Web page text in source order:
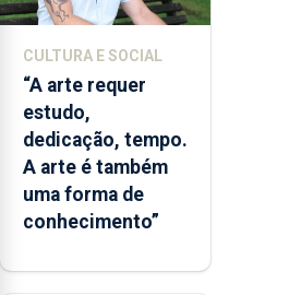
núcleos
integrados
na
Rede
Municipal
de
Museus
aos
durante
CULTURA E SOCIAL
“A arte requer
estudo,
dedicação, tempo.
A arte é também
uma forma de
conhecimento”